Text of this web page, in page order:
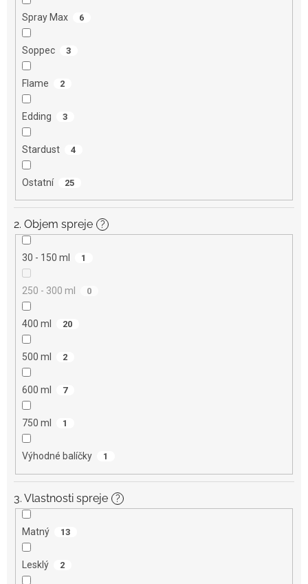
Spray Max 6
Soppec 3
Flame 2
Edding 3
Stardust 4
Ostatní 25
2. Objem spreje ?
30 - 150 ml 1
250 - 300 ml 0
400 ml 20
500 ml 2
600 ml 7
750 ml 1
Výhodné balíčky 1
3. Vlastnosti spreje ?
Matný 13
Lesklý 2